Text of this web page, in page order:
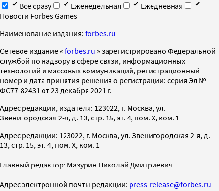
Все сразу
Еженедельная
Ежедневная
Новости Forbes Games
Наименование издания: forbes.ru
Cетевое издание « forbes.ru » зарегистрировано Федеральной
службой по надзору в сфере связи, информационных
технологий и массовых коммуникаций, регистрационный
номер и дата принятия решения о регистрации: серия Эл №
ФС77-82431 от 23 декабря 2021 г.
Адрес редакции, издателя: 123022, г. Москва, ул.
Звенигородская 2-я, д. 13, стр. 15, эт. 4, пом. X, ком. 1
Адрес редакции: 123022, г. Москва, ул. Звенигородская 2-я, д.
13, стр. 15, эт. 4, пом. X, ком. 1
Главный редактор: Мазурин Николай Дмитриевич
Адрес электронной почты редакции: press-release@forbes.ru